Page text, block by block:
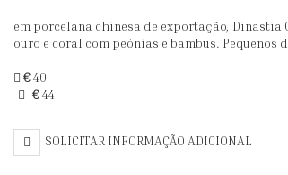
em porcelana chinesa de exportação, Dinastia
ouro e coral com peónias e bambus. Pequenos
€40
€44
SOLICITAR INFORMAÇÃO ADICIONAL